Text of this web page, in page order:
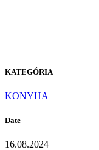
KATEGÓRIA
KONYHA
Date
16.08.2024